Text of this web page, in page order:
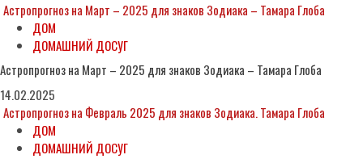
Астропрогноз на Март – 2025 для знаков Зодиака – Тамара Глоба
ДОМ
ДОМАШНИЙ ДОСУГ
Астропрогноз на Март – 2025 для знаков Зодиака – Тамара Глоба
14.02.2025
Астропрогноз на Февраль 2025 для знаков Зодиака. Тамара Глоба
ДОМ
ДОМАШНИЙ ДОСУГ